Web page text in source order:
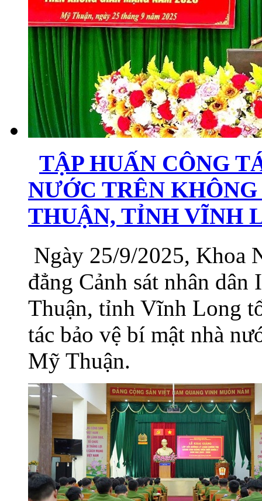
TẬP HUẤN CÔNG
NƯỚC TRÊN
THUẬN, TỈNH VĨNH
Ngày 25/9/2025, Khoa
đẳng Cảnh sát nhân
Thuận, tỉnh Vĩnh Long
tác bảo vệ bí mật nhà
Mỹ Thuận.